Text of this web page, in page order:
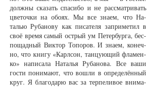
долж­ны ска­зать спа­си­бо и не рас­смат­ри­вать
цве­точ­ки на обо­ях. Мы все зна­ем, что На­
талью Ру­ба­но­ву как пи­са­те­ля за­при­ме­тил в
своё вре­мя са­мый ост­рый ум Пе­тер­бур­га, бес­
по­щад­ный Вик­тор То­по­ров. И зна­ем, ко­неч­
но, что кни­гу «Кар­л­сон, тан­цу­ю­щий фла­мен­
ко» на­пи­са­ла На­талья Ру­ба­но­ва. Все ва­ши
гос­ти по­ни­ма­ют, что во­шли в опре­де­лён­ный
круг. Я бла­го­да­рю вас за тер­пе­ли­вое вни­ма­